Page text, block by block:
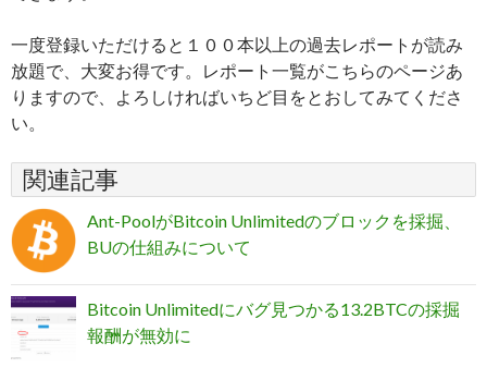
一度登録いただけると１００本以上の過去レポートが読み
放題で、大変お得です。レポート一覧がこちらのページあ
りますので、よろしければいちど目をとおしてみてくださ
い。
関連記事
Ant-PoolがBitcoin Unlimitedのブロックを採掘、
BUの仕組みについて
Bitcoin Unlimitedにバグ見つかる13.2BTCの採掘
報酬が無効に